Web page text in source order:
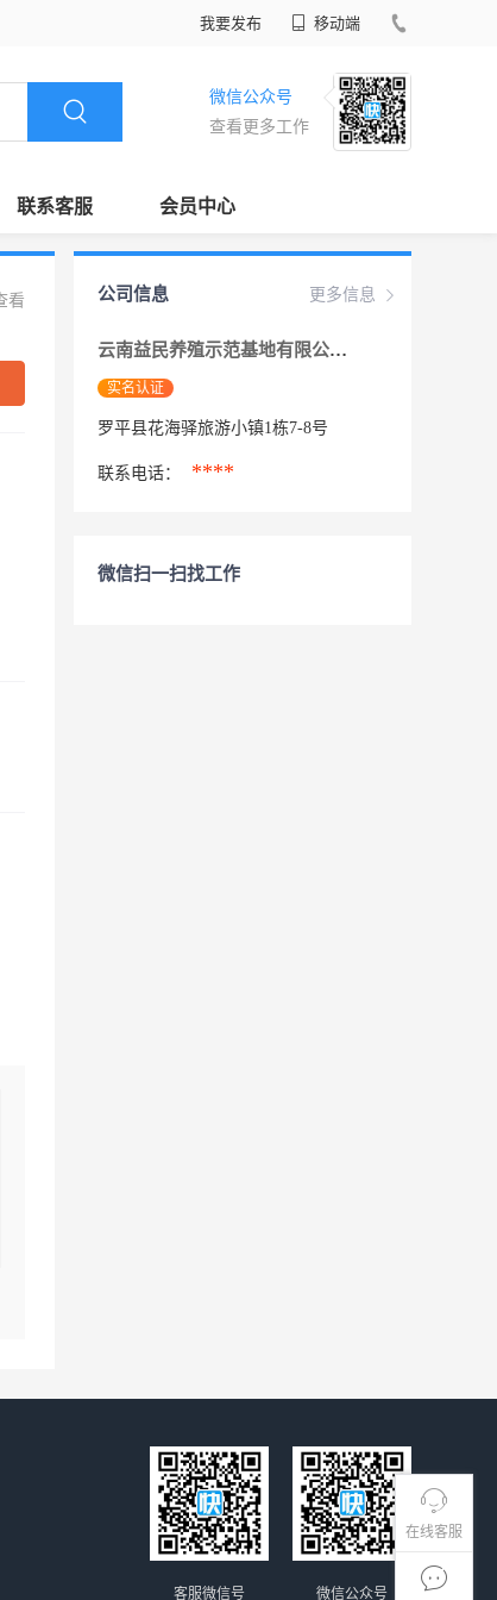
我要发布 移动端
微信公众号
查看更多工作
联系客服 会员中心
在线客服
看 更多信息
公司信息
云南益民养殖示范基地有限公司
实名认证
罗平县花海驿旅游小镇1栋7-8号
联系电话： ****
微信扫一扫找工作
微信公众号
客服微信号